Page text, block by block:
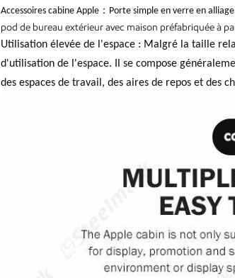
Accessoires cabine Apple ： Porte simple en verre en
pod de bureau extérieur avec maison préfabriquée à
Utilisation élevée de l'espace : Malgré la taille
d'utilisation de l'espace. Il se compose
des espaces de travail, des aires de repos et des